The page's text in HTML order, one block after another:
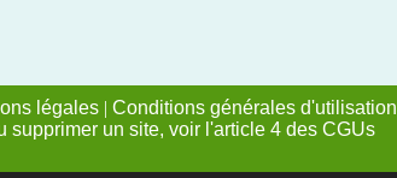
légales | Conditions générales d'utilisation
supprimer un site, voir l'article 4 des CGUs